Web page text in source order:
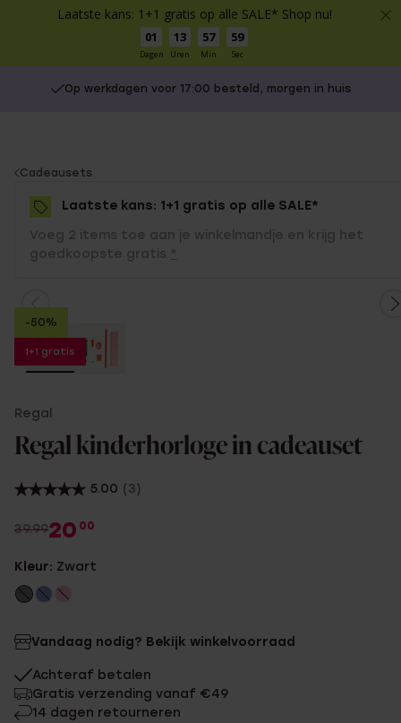
Laatste kans: 1+1 gratis op alle SALE* Shop nu!
01
Dagen
13
Uren
57
Min
59
Sec
Op werkdagen voor 17:00 besteld, morgen in huis
You
are
here:
Cadeausets
Laatste kans: 1+1 gratis op alle SALE*
Voeg 2 items toe aan je winkelmandje en krijg het
goedkoopste gratis. *
-50%
1+1 gratis
Regal
Regal kinderhorloge in cadeauset
5.00 (3)
39.9920 00
Kleur: Zwart
Vandaag nodig? Bekijk winkelvoorraad
Achteraf betalen
Gratis verzending vanaf €49
14 dagen retourneren